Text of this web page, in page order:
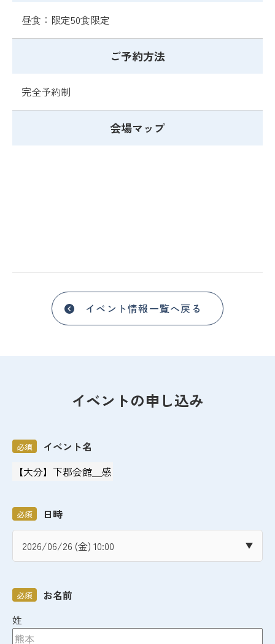
昼食：限定50食限定
ご予約方法
完全予約制
会場マップ
イベント情報一覧へ戻る
イベントの申し込み
イベント名
必須
日時
必須
お名前
必須
姓